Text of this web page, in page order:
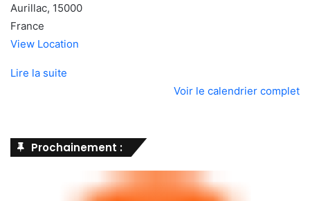
Aurillac, 15000
France
View Location
Lire la suite
Voir le calendrier complet
Prochainement :